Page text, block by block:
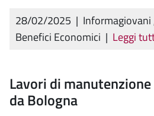
28/02/2025 | Informagiovani
Benefici Economici | Leggi
Lavori di
da Bologna